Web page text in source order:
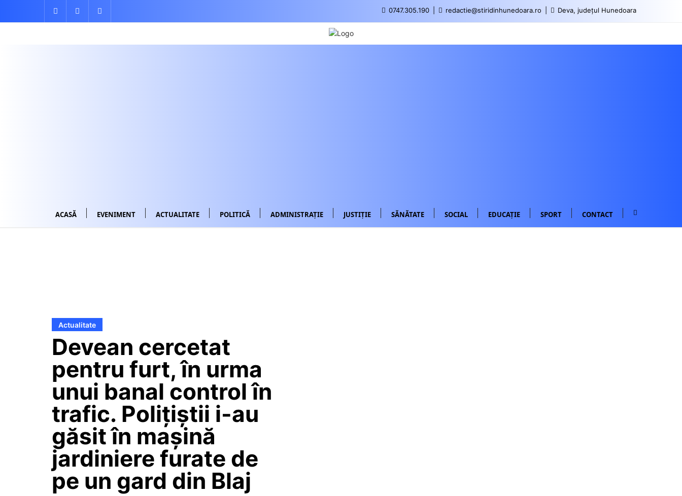
0747.305.190 redactie@stiridinhunedoara.ro Deva, județul Hunedoara
ACASĂ EVENIMENT ACTUALITATE POLITICĂ ADMINISTRAȚIE JUSTIȚIE SĂNĂTATE SOCIAL EDUCAȚIE SPORT CONTACT
Actualitate
Devean cercetat
pentru furt, în urma
unui banal control în
trafic. Polițiștii i-au
găsit în mașină
jardiniere furate de
pe un gard din Blaj